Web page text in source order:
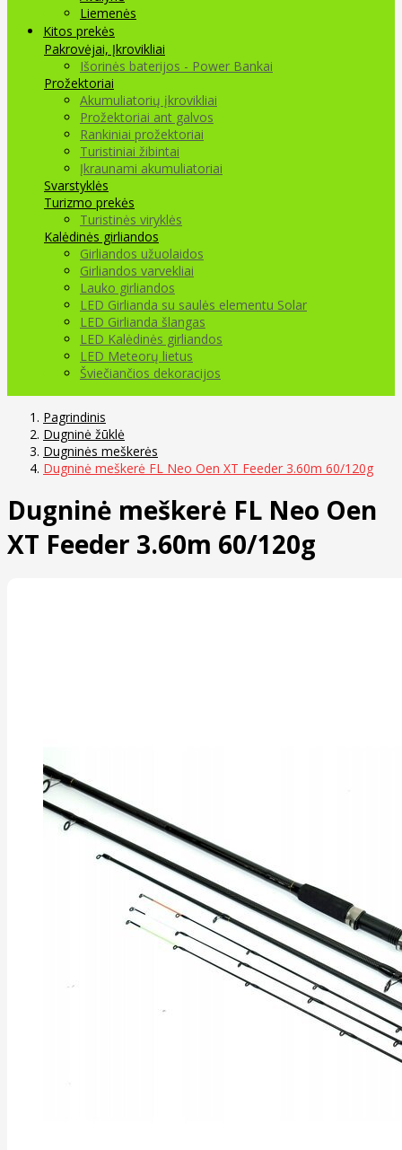
Liemenės
Kitos prekės
Pakrovėjai, Įkrovikliai
Išorinės baterijos - Power Bankai
Prožektoriai
Akumuliatorių įkrovikliai
Prožektoriai ant galvos
Rankiniai prožektoriai
Turistiniai žibintai
Įkraunami akumuliatoriai
Svarstyklės
Turizmo prekės
Turistinės viryklės
Kalėdinės girliandos
Girliandos užuolaidos
Girliandos varvekliai
Lauko girliandos
LED Girlianda su saulės elementu Solar
LED Girlianda šlangas
LED Kalėdinės girliandos
LED Meteorų lietus
Šviečiančios dekoracijos
Pagrindinis
Dugninė žūklė
Dugninės meškerės
Dugninė meškerė FL Neo Oen XT Feeder 3.60m 60/120g
Dugninė meškerė FL Neo Oen
XT Feeder 3.60m 60/120g